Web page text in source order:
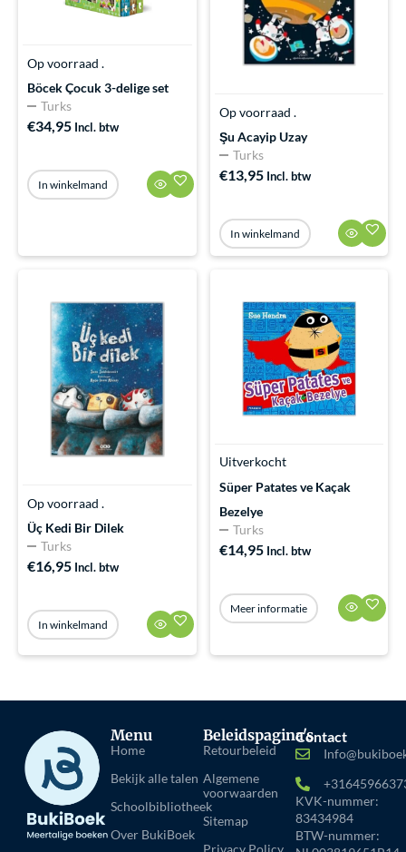
Op voorraad .
Böcek Çocuk 3-delige set
Turks
€34,95 Incl. btw
In winkelmand
Op voorraad .
Şu Acayip Uzay
Turks
€13,95 Incl. btw
In winkelmand
Op voorraad .
Üç Kedi Bir Dilek
Turks
€16,95 Incl. btw
In winkelmand
Uitverkocht
Süper Patates ve Kaçak
Bezelye
Turks
€14,95 Incl. btw
Meer informatie
Menu
Home
Bekijk alle talen
Schoolbibliotheek
Over BukiBoek
Beleidspagina's
Retourbeleid
Algemene
voorwaarden
Sitemap
Privacy Policy
Contact
KVK-nummer:
83434984
BTW-nummer: